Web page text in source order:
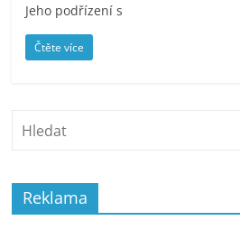
Jeho podřízení s
Čtěte více
Reklama